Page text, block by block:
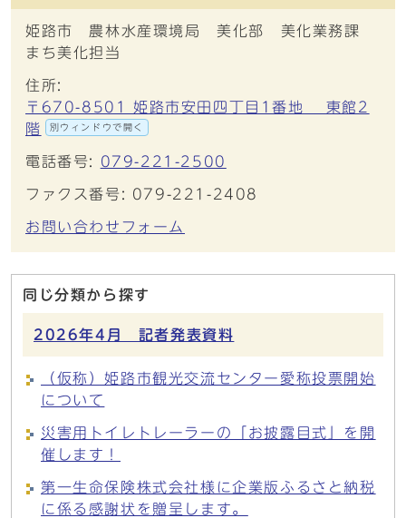
姫路市 農林水産環境局 美化部 美化業務課
まち美化担当
住所:
〒670-8501 姫路市安田四丁目1番地 東館2
階
別ウィンドウで開く
電話番号: 079-221-2500
ファクス番号: 079-221-2408
お問い合わせフォーム
同じ分類から探す
2026年4月 記者発表資料
（仮称）姫路市観光交流センター愛称投票開始
について
災害用トイレトレーラーの「お披露目式」を開
催します！
第一生命保険株式会社様に企業版ふるさと納税
に係る感謝状を贈呈します。